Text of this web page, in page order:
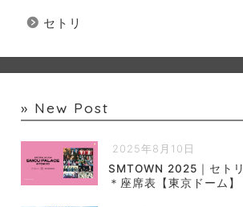
セトリ
» New Post
2025年8月10日
SMTOWN 2025｜セトリ
＊座席表【東京ドーム】